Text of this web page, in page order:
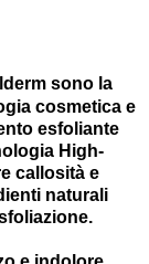
sono la
cosmetica e
esfoliante
High-
callosità e
naturali